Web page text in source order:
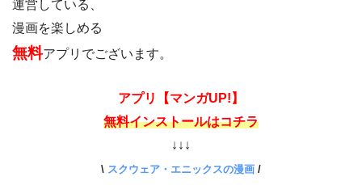
運営している、
漫画を楽しめる
無料アプリでございます。
アプリ【マンガUP!】
無料インストールはコチラ
↓↓↓
\ スクウェア・エニックスの漫画 /